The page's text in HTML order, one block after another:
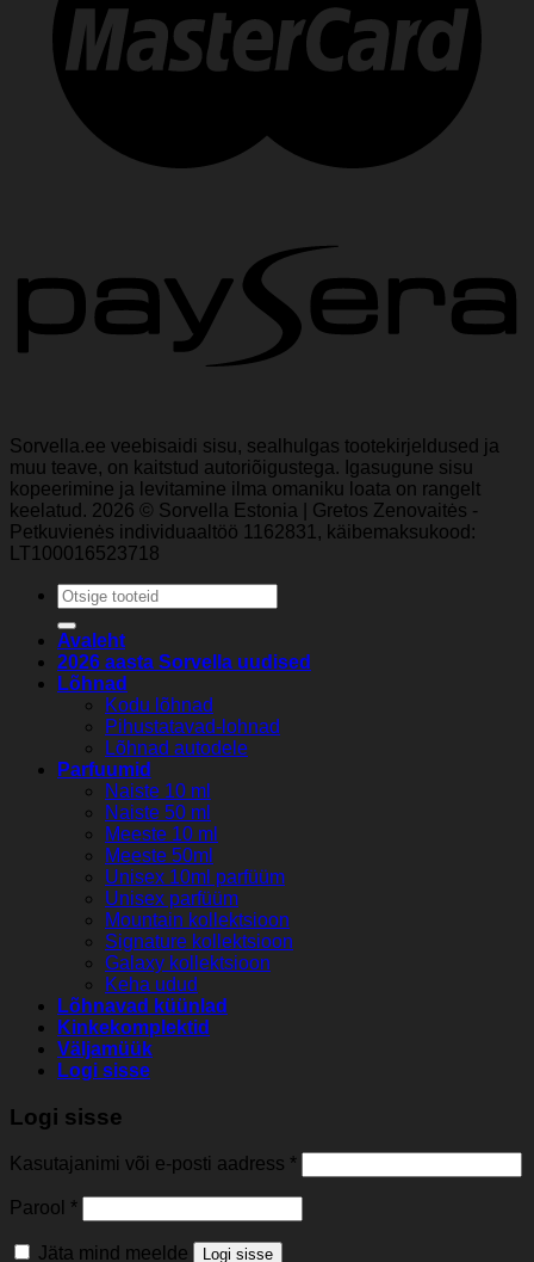
Sorvella.ee veebisaidi sisu, sealhulgas tootekirjeldused ja
muu teave, on kaitstud autoriõigustega. Igasugune sisu
kopeerimine ja levitamine ilma omaniku loata on rangelt
keelatud. 2026 © Sorvella Estonia | Gretos Zenovaitės -
Petkuvienės individuaaltöö 1162831, käibemaksukood:
LT100016523718
Otsi:
Avaleht
2026 aasta Sorvella uudised
Lõhnad
Kodu lõhnad
Pihustatavad-lohnad
Lõhnad autodele
Parfuumid
Naiste 10 ml
Naiste 50 ml
Meeste 10 ml
Meeste 50ml
Unisex 10ml parfüüm
Unisex parfüüm
Mountain kollektsioon
Signature kollektsioon
Galaxy kollektsioon
Keha udud
Lõhnavad küünlad
Kinkekomplektid
Väljamüük
Logi sisse
Logi sisse
Kasutajanimi või e-posti aadress *
Parool *
Jäta mind meelde Logi sisse